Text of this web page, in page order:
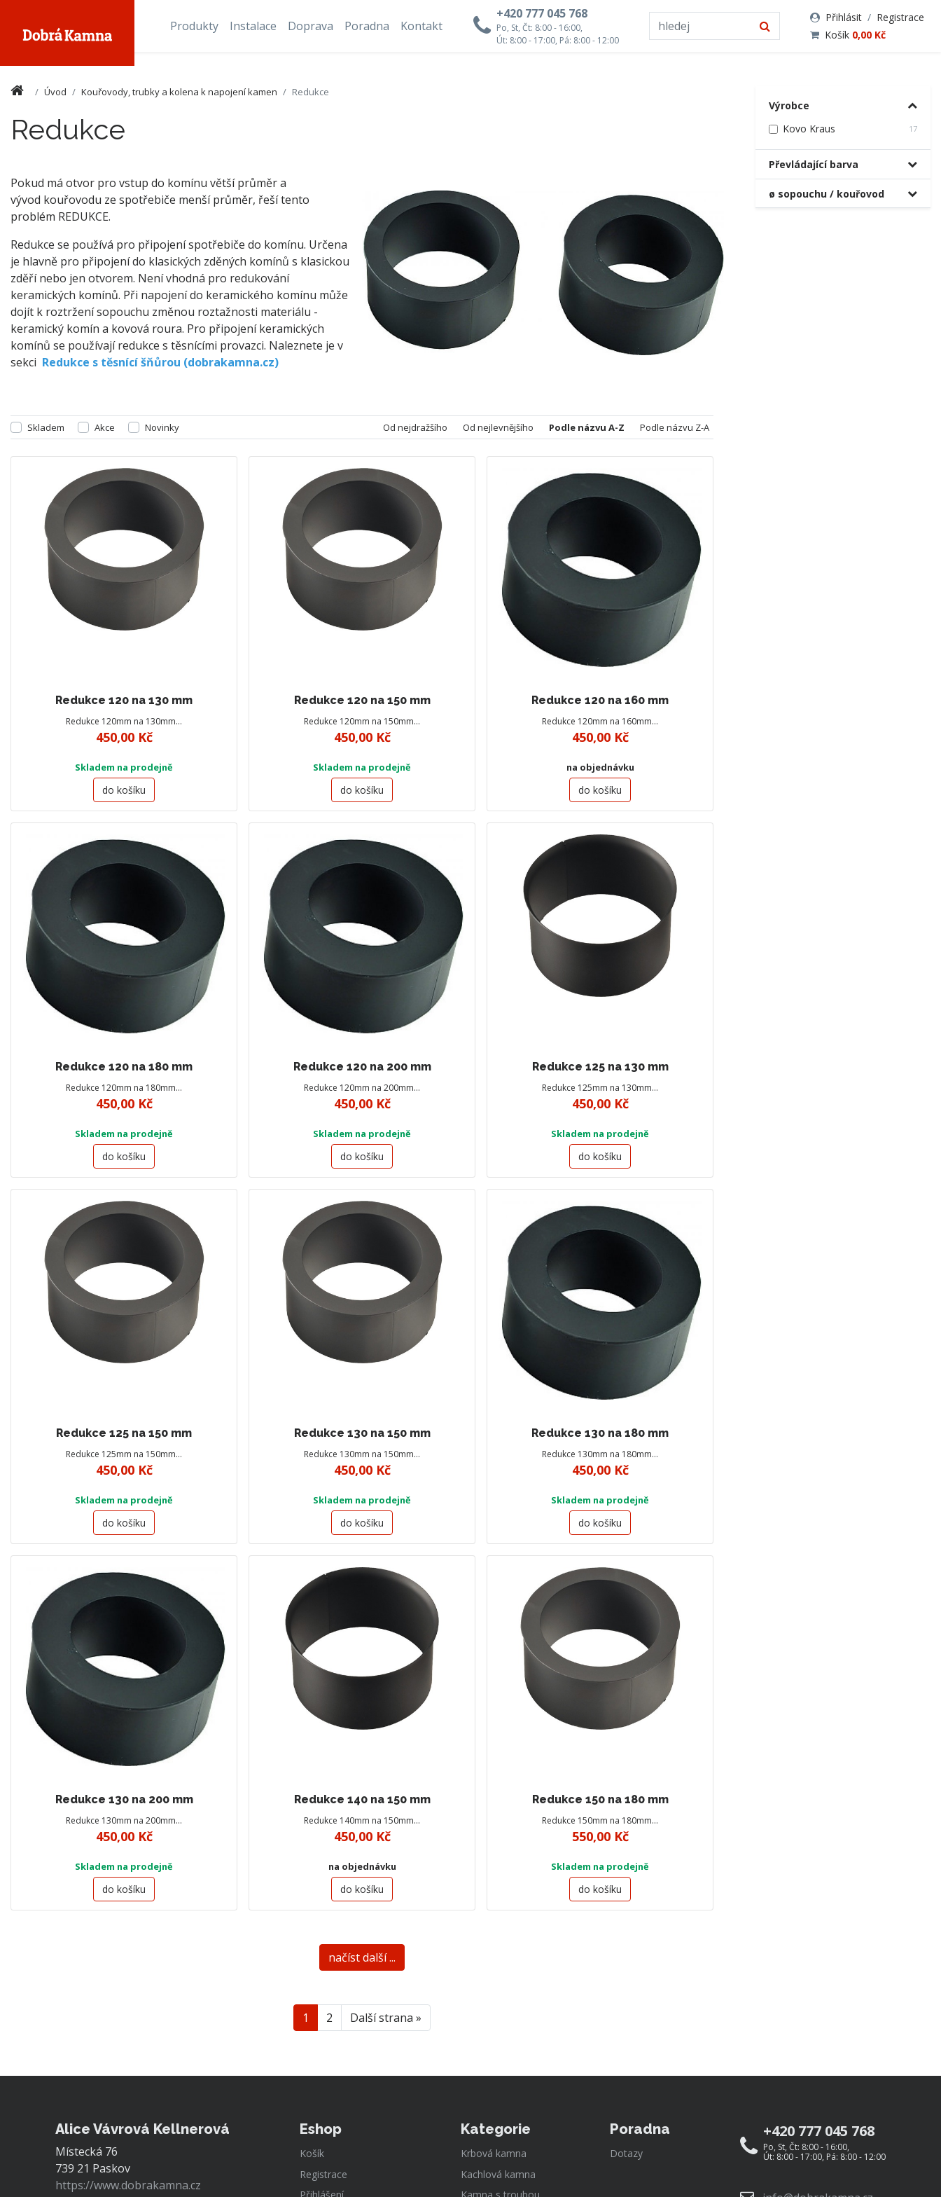
+420 777 045 768
Po, St, Čt: 8:00 - 16:00,
Út: 8:00 - 17:00, Pá: 8:00 - 12:00
Přihlásit / Registrace
Košík 0,00 Kč
Produkty Instalace Doprava Poradna Kontakt
Úvod Kouřovody, trubky a kolena k napojení kamen Redukce
Redukce
Pokud má otvor pro vstup do komínu větší průměr a
vývod kouřovodu ze spotřebiče menší průměr, řeší tento
problém REDUKCE.
Redukce se používá pro připojení spotřebiče do komínu. Určena
je hlavně pro připojení do klasických zděných komínů s klasickou
zděří nebo jen otvorem. Není vhodná pro redukování
keramických komínů. Při napojení do keramického komínu může
dojít k roztržení sopouchu změnou roztažnosti materiálu -
keramický komín a kovová roura. Pro připojení keramických
komínů se používají redukce s těsnícími provazci. Naleznete je v
sekci Redukce s těsnící šňůrou (dobrakamna.cz)
Skladem Akce Novinky Od nejdražšího Od nejlevnějšího Podle názvu A-Z Podle názvu Z-A
Redukce 120 na 130 mm
Redukce 120mm na 130mm…
450,00 Kč
Skladem na prodejně
do košíku
Redukce 120 na 150 mm
Redukce 120mm na 150mm…
450,00 Kč
Skladem na prodejně
do košíku
Redukce 120 na 160 mm
Redukce 120mm na 160mm…
450,00 Kč
na objednávku
do košíku
Redukce 120 na 180 mm
Redukce 120mm na 180mm…
450,00 Kč
Skladem na prodejně
do košíku
Redukce 120 na 200 mm
Redukce 120mm na 200mm…
450,00 Kč
Skladem na prodejně
do košíku
Redukce 125 na 130 mm
Redukce 125mm na 130mm…
450,00 Kč
Skladem na prodejně
do košíku
Redukce 125 na 150 mm
Redukce 125mm na 150mm…
450,00 Kč
Skladem na prodejně
do košíku
Redukce 130 na 150 mm
Redukce 130mm na 150mm…
450,00 Kč
Skladem na prodejně
do košíku
Redukce 130 na 180 mm
Redukce 130mm na 180mm…
450,00 Kč
Skladem na prodejně
do košíku
Redukce 130 na 200 mm
Redukce 130mm na 200mm…
450,00 Kč
Skladem na prodejně
do košíku
Redukce 140 na 150 mm
Redukce 140mm na 150mm…
450,00 Kč
na objednávku
do košíku
Redukce 150 na 180 mm
Redukce 150mm na 180mm…
550,00 Kč
Skladem na prodejně
do košíku
načíst další ...
1 2 Další strana »
Výrobce
Kovo Kraus
17
Převládající barva
ø sopouchu / kouřovod
Alice Vávrová Kellnerová
Místecká 76
739 21 Paskov
https://www.dobrakamna.cz
Eshop
Košík
Registrace
Kategorie
Krbová kamna
Kachlová kamna
Poradna
Dotazy
+420 777 045 768
Po, St, Čt: 8:00 - 16:00,
Út: 8:00 - 17:00, Pá: 8:00 - 12:00